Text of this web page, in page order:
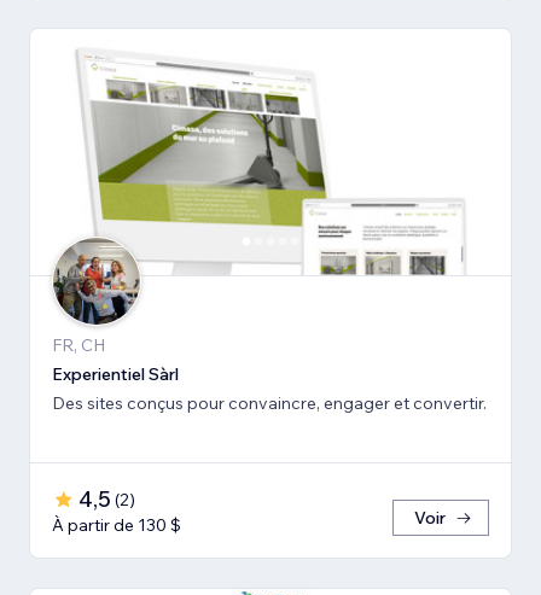
FR, CH
Experientiel Sàrl
Des sites conçus pour convaincre, engager et convertir.
4,5 (2)
À partir de 130 $
Voir